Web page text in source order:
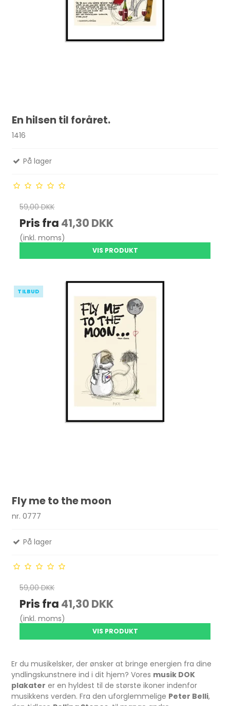
En hilsen til foråret.
1416
På lager
59,00 DKK
Pris fra 41,30 DKK
(inkl. moms)
VIS PRODUKT
TILBUD
Fly me to the moon
nr. 0777
På lager
59,00 DKK
Pris fra 41,30 DKK
(inkl. moms)
VIS PRODUKT
Er du musikelsker, der ønsker at bringe energien fra dine
yndlingskunstnere ind i dit hjem? Vores musik DOK
plakater er en hyldest til de største ikoner indenfor
musikkens verden. Fra den uforglemmelige Peter Belli,